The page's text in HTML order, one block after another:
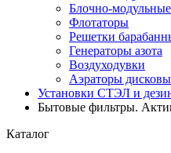
Блочно-
Флотаторы
Решетки
Генераторы азота
Воздуходувки
Аэраторы
Установки СТЭЛ и
Бытовые фильтры.
Каталог